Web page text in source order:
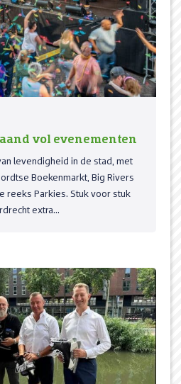
vol evenementen
levendigheid in de stad, met
Boekenmarkt, Big Rivers
reeks Parkies. Stuk voor stuk
extra...